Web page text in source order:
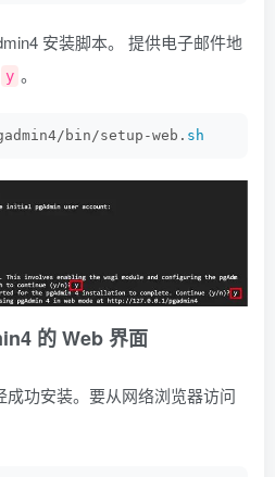
安装脚本。 提供电子邮件地
y 。
bin/setup-web. sh
的 Web 界面
成功安装。要从网络浏览器访问